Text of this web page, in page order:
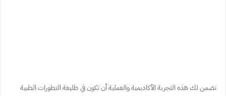
تضمن لك هذه التجربة الأكاديمية والعملية أن تكون في طليعة التطورات الطبية